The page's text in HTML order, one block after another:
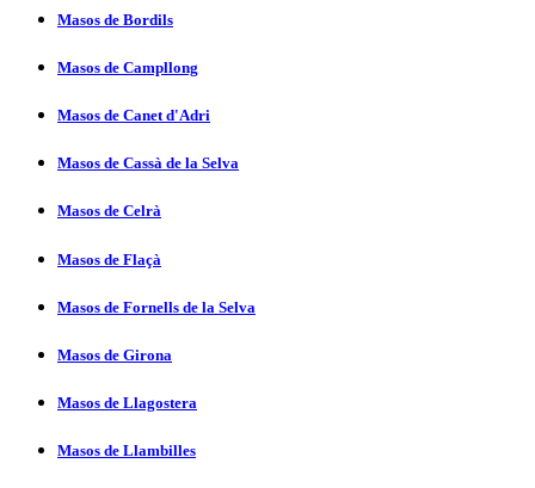
Masos de Bordils
Masos de Campllong
Masos de Canet d'Adri
Masos de Cassà de la Selva
Masos de Celrà
Masos de Flaçà
Masos de Fornells de la Selva
Masos de Girona
Masos de Llagostera
Masos de Llambilles